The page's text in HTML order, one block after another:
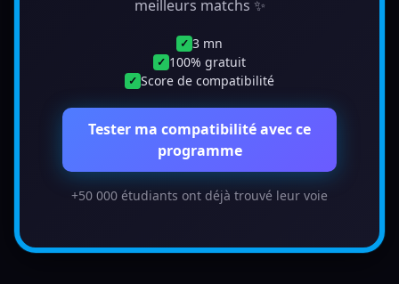
meilleurs matchs ✨
✓ 3 mn
✓ 100% gratuit
✓ Score de compatibilité
Tester ma compatibilité avec ce
programme
+50 000 étudiants ont déjà trouvé leur voie